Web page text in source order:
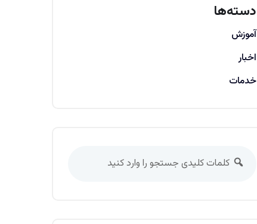
دسته‌ها
آموزش
اخبار
خدمات